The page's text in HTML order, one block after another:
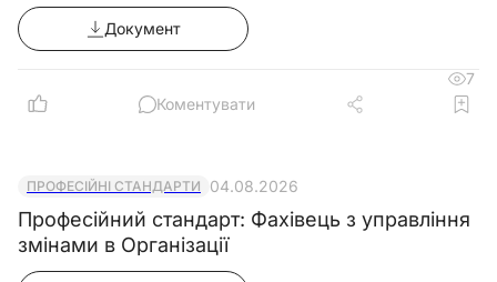
Документ
7
Коментувати
ПРОФЕСІЙНІ СТАНДАРТИ 04.08.2026
Професійний стандарт: Фахівець з управління
змінами в Організації